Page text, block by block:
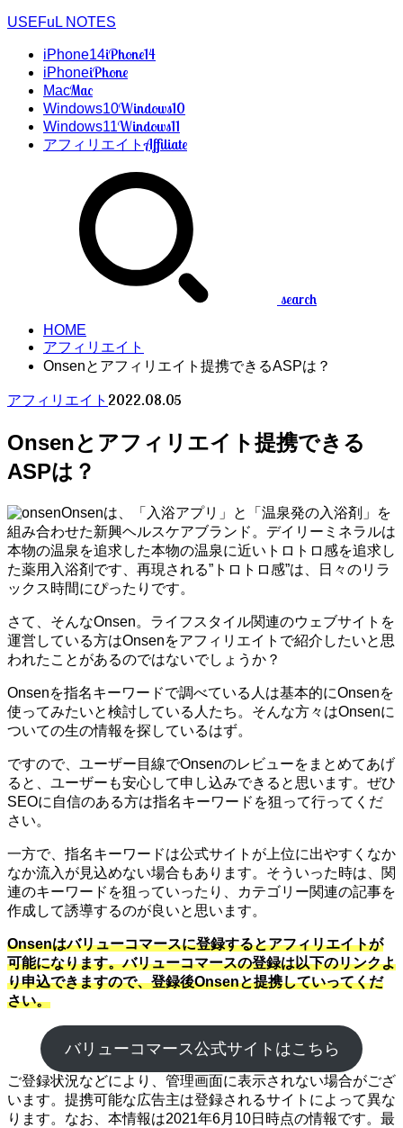
USEFuL NOTES
iPhone14iPhone14
iPhoneiPhone
MacMac
Windows10Windows10
Windows11Windows11
アフィリエイトAffiliate
search
HOME
アフィリエイト
Onsenとアフィリエイト提携できるASPは？
アフィリエイト 2022.08.05
Onsenとアフィリエイト提携できる
ASPは？
Onsenは、「入浴アプリ」と「温泉発の入浴剤」を
組み合わせた新興ヘルスケアブランド。デイリーミネラルは
本物の温泉を追求した本物の温泉に近いトロトロ感を追求し
た薬用入浴剤です、再現される”トロトロ感”は、日々のリラ
ックス時間にぴったりです。
さて、そんなOnsen。ライフスタイル関連のウェブサイトを
運営している方はOnsenをアフィリエイトで紹介したいと思
われたことがあるのではないでしょうか？
Onsenを指名キーワードで調べている人は基本的にOnsenを
使ってみたいと検討している人たち。そんな方々はOnsenに
ついての生の情報を探しているはず。
ですので、ユーザー目線でOnsenのレビューをまとめてあげ
ると、ユーザーも安心して申し込みできると思います。ぜひ
SEOに自信のある方は指名キーワードを狙って行ってくだ
さい。
一方で、指名キーワードは公式サイトが上位に出やすくなか
なか流入が見込めない場合もあります。そういった時は、関
連のキーワードを狙っていったり、カテゴリー関連の記事を
作成して誘導するのが良いと思います。
Onsenはバリューコマースに登録するとアフィリエイトが
可能になります。バリューコマースの登録は以下のリンクよ
り申込できますので、登録後Onsenと提携していってくだ
さい。
バリューコマース公式サイトはこちら
ご登録状況などにより、管理画面に表示されない場合がござ
います。提携可能な広告主は登録されるサイトによって異な
ります。なお、本情報は2021年6月10日時点の情報です。最